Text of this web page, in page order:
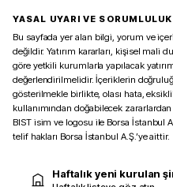
YASAL UYARI VE SORUMLULUK
Bu sayfada yer alan bilgi, yorum ve
değildir. Yatırım kararları, kişisel
göre yetkili kurumlarla yapılacak
değerlendirilmelidir. İçeriklerin
gösterilmekle birlikte, olası hata,
kullanımından doğabilecek
BIST isim ve logosu ile Borsa İstanbul
telif hakları Borsa İstanbul A.Ş.’ye aittir.
Haftalık yeni kurulan